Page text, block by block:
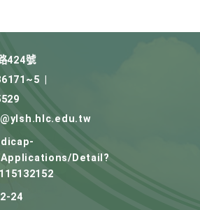
424號
Detail?
24